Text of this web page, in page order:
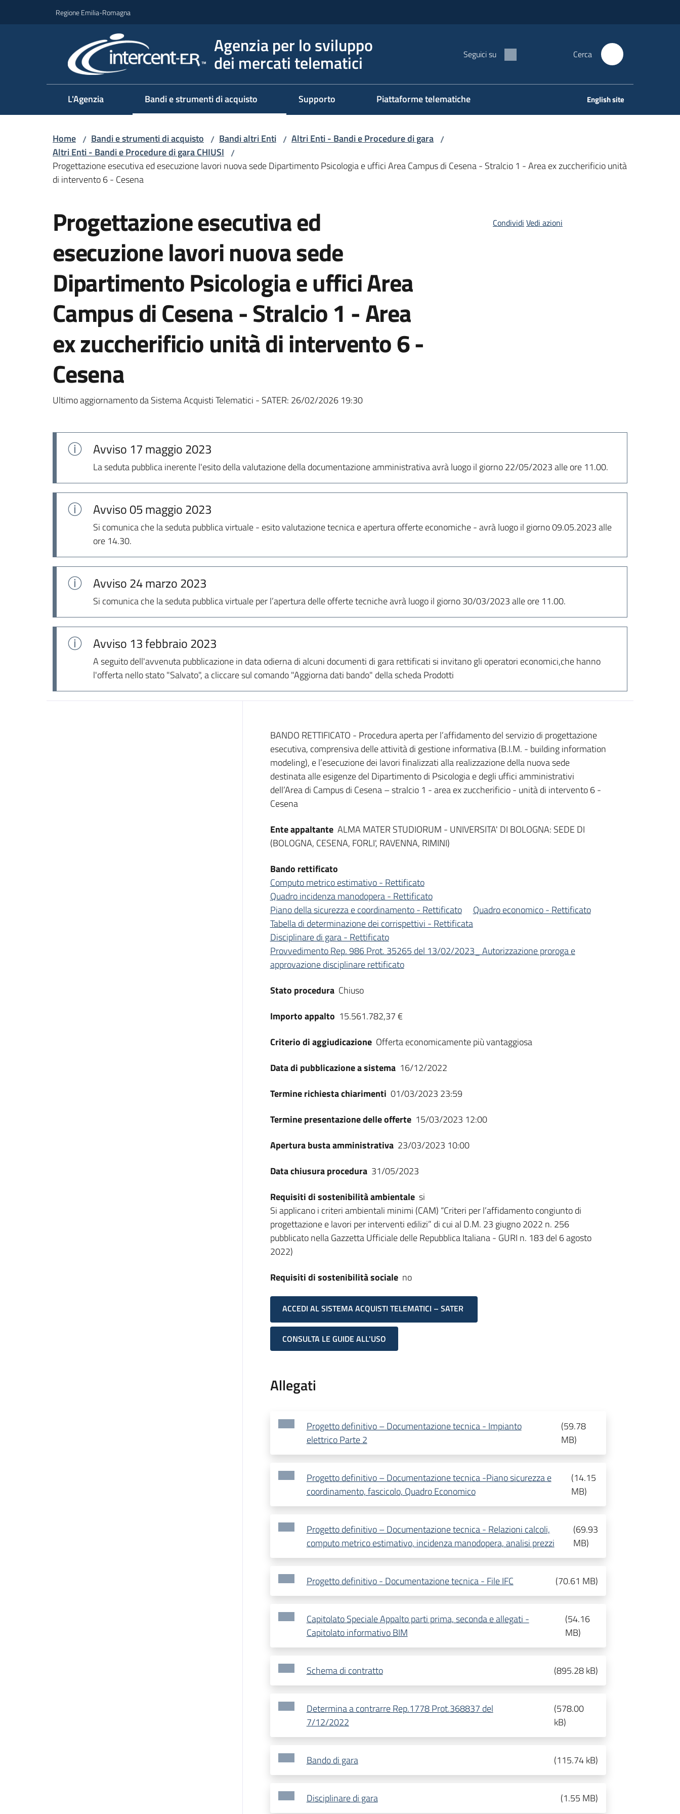
Regione Emilia-Romagna
Agenzia per lo sviluppo
dei mercati telematici Seguici su Cerca
L'Agenzia Bandi e strumenti di acquisto Supporto Piattaforme telematiche English site
Home / Bandi e strumenti di acquisto / Bandi altri Enti / Altri Enti - Bandi e Procedure di gara /
Altri Enti - Bandi e Procedure di gara CHIUSI /
Progettazione esecutiva ed esecuzione lavori nuova sede Dipartimento Psicologia e uffici Area Campus di Cesena - Stralcio 1 - Area ex zuccherificio unità
di intervento 6 - Cesena
Progettazione esecutiva ed
esecuzione lavori nuova sede
Dipartimento Psicologia e uffici Area
Campus di Cesena - Stralcio 1 - Area
ex zuccherificio unità di intervento 6 -
Cesena
Ultimo aggiornamento da Sistema Acquisti Telematici - SATER: 26/02/2026 19:30
Condividi Vedi azioni
Avviso 17 maggio 2023
La seduta pubblica inerente l'esito della valutazione della documentazione amministrativa avrà luogo il giorno 22/05/2023 alle ore 11.00.
Avviso05 maggio 2023
Si comunica che la seduta pubblica virtuale - esito valutazione tecnica e apertura offerte economiche - avrà luogo il giorno 09.05.2023 alle
ore 14.30.
Avviso24 marzo 2023
Si comunica che la seduta pubblica virtuale per l’apertura delle offerte tecniche avrà luogo il giorno 30/03/2023 alle ore 11.00.
Avviso 13 febbraio 2023
A seguito dell'avvenuta pubblicazione in data odierna di alcuni documenti di gara rettificati si invitano gli operatori economici,che hanno
l'offerta nello stato "Salvato", a cliccare sul comando "Aggiorna dati bando" della scheda Prodotti
Dati del bando
BANDO RETTIFICATO - Procedura aperta per l’affidamento del servizio di progettazione
esecutiva, comprensiva delle attività di gestione informativa (B.I.M. - building information
modeling), e l’esecuzione dei lavori finalizzati alla realizzazione della nuova sede
destinata alle esigenze del Dipartimento di Psicologia e degli uffici amministrativi
dell’Area di Campus di Cesena – stralcio 1 - area ex zuccherificio - unità di intervento 6 -
Cesena
Ente appaltante ALMA MATER STUDIORUM - UNIVERSITA' DI BOLOGNA: SEDE DI
(BOLOGNA, CESENA, FORLI', RAVENNA, RIMINI)
Bando rettificato
Computo metrico estimativo - Rettificato
Quadro incidenza manodopera - Rettificato
Piano della sicurezza e coordinamento - Rettificato
Quadro economico - Rettificato
Tabella di determinazione dei corrispettivi - Rettificata
Disciplinare di gara - Rettificato
Provvedimento Rep. 986 Prot. 35265 del 13/02/2023_ Autorizzazione proroga e
approvazione disciplinare rettificato
Stato procedura Chiuso
Importo appalto 15.561.782,37 €
Criterio di aggiudicazione Offerta economicamente più vantaggiosa
Data di pubblicazione a sistema 16/12/2022
Termine richiesta chiarimenti 01/03/2023 23:59
Termine presentazione delle offerte 15/03/2023 12:00
Apertura busta amministrativa 23/03/2023 10:00
Data chiusura procedura 31/05/2023
Requisiti di sostenibilità ambientale si
Si applicano i criteri ambientali minimi (CAM) “Criteri per l’affidamento congiunto di
progettazione e lavori per interventi edilizi” di cui al D.M. 23 giugno 2022 n. 256
pubblicato nella Gazzetta Ufficiale delle Repubblica Italiana - GURI n. 183 del 6 agosto
2022)
Requisiti di sostenibilità sociale no
ACCEDI AL SISTEMA ACQUISTI TELEMATICI – SATER
CONSULTA LE GUIDE ALL'USO
Allegati
Progetto definitivo – Documentazione tecnica - Impianto
elettrico Parte 2
(59.78
MB)
Progetto definitivo – Documentazione tecnica -Piano sicurezza e
coordinamento, fascicolo, Quadro Economico
(14.15
MB)
Progetto definitivo – Documentazione tecnica - Relazioni calcoli,
computo metrico estimativo, incidenza manodopera, analisi prezzi
(69.93
MB)
Progetto definitivo - Documentazione tecnica - File IFC (70.61 MB)
Capitolato Speciale Appalto parti prima, seconda e allegati -
Capitolato informativo BIM
(54.16
MB)
Schema di contratto (895.28 kB)
Determina a contrarre Rep.1778 Prot.368837 del
7/12/2022
(578.00
kB)
Bando di gara (115.74 kB)
Disciplinare di gara (1.55 MB)